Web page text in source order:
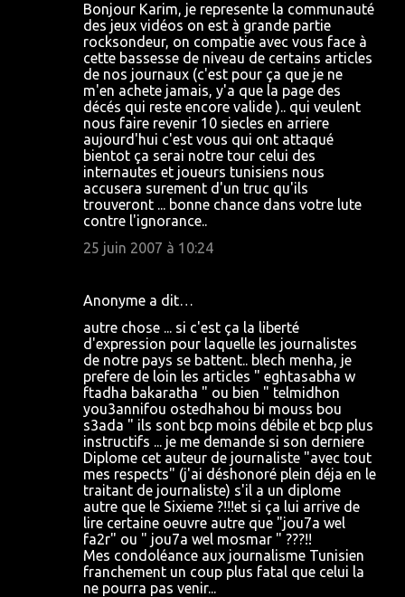
Bonjour Karim, je represente la communauté
des jeux vidéos on est à grande partie
rocksondeur, on compatie avec vous face à
cette bassesse de niveau de certains articles
de nos journaux (c'est pour ça que je ne
m'en achete jamais, y'a que la page des
décés qui reste encore valide ).. qui veulent
nous faire revenir 10 siecles en arriere
aujourd'hui c'est vous qui ont attaqué
bientot ça serai notre tour celui des
internautes et joueurs tunisiens nous
accusera surement d'un truc qu'ils
trouveront ... bonne chance dans votre lute
contre l'ignorance..
25 juin 2007 à 10:24
Anonyme a dit…
autre chose ... si c'est ça la liberté
d'expression pour laquelle les journalistes
de notre pays se battent.. blech menha, je
prefere de loin les articles " eghtasabha w
ftadha bakaratha " ou bien " telmidhon
you3annifou ostedhahou bi mouss bou
s3ada " ils sont bcp moins débile et bcp plus
instructifs ... je me demande si son derniere
Diplome cet auteur de journaliste "avec tout
mes respects" (j'ai déshonoré plein déja en le
traitant de journaliste) s'il a un diplome
autre que le Sixieme ?!!!et si ça lui arrive de
lire certaine oeuvre autre que "jou7a wel
fa2r" ou " jou7a wel mosmar " ???!!
Mes condoléance aux journalisme Tunisien
franchement un coup plus fatal que celui la
ne pourra pas venir...